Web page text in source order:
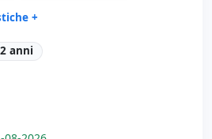
+
I219-LM ( necesita
anni